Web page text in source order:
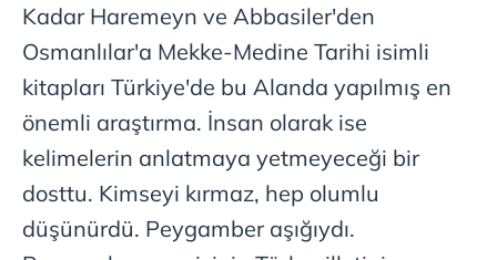
Kadar Haremeyn ve Abbasiler'den
Osmanlılar'a Mekke-Medine Tarihi isimli
kitapları Türkiye'de bu Alanda yapılmış en
önemli araştırma. İnsan olarak ise
kelimelerin anlatmaya yetmeyeceği bir
dosttu. Kimseyi kırmaz, hep olumlu
düşünürdü. Peygamber aşığıydı.